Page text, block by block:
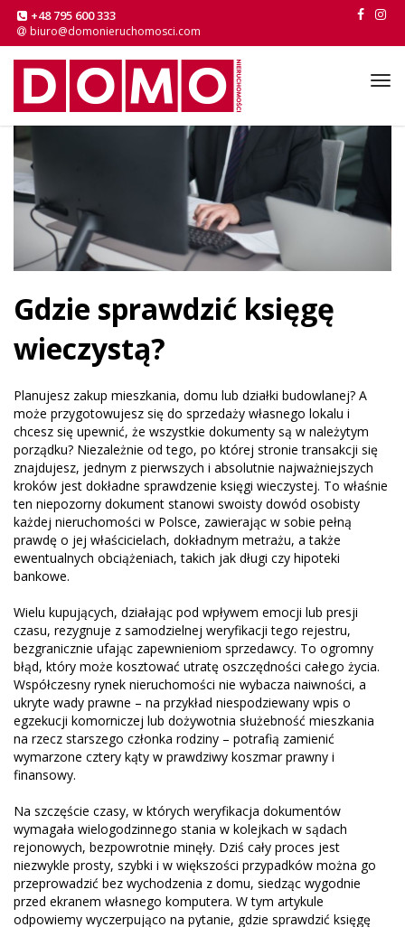
+48 795 600 333
biuro@domonieruchomosci.com
Gdzie sprawdzić księgę
wieczystą?
Planujesz zakup mieszkania, domu lub działki budowlanej? A
może przygotowujesz się do sprzedaży własnego lokalu i
chcesz się upewnić, że wszystkie dokumenty są w należytym
porządku? Niezależnie od tego, po której stronie transakcji się
znajdujesz, jednym z pierwszych i absolutnie najważniejszych
kroków jest dokładne sprawdzenie księgi wieczystej. To właśnie
ten niepozorny dokument stanowi swoisty dowód osobisty
każdej nieruchomości w Polsce, zawierając w sobie pełną
prawdę o jej właścicielach, dokładnym metrażu, a także
ewentualnych obciążeniach, takich jak długi czy hipoteki
bankowe.
Wielu kupujących, działając pod wpływem emocji lub presji
czasu, rezygnuje z samodzielnej weryfikacji tego rejestru,
bezgranicznie ufając zapewnieniom sprzedawcy. To ogromny
błąd, który może kosztować utratę oszczędności całego życia.
Współczesny rynek nieruchomości nie wybacza naiwności, a
ukryte wady prawne – na przykład niespodziewany wpis o
egzekucji komorniczej lub dożywotnia służebność mieszkania
na rzecz starszego członka rodziny – potrafią zamienić
wymarzone cztery kąty w prawdziwy koszmar prawny i
finansowy.
Na szczęście czasy, w których weryfikacja dokumentów
wymagała wielogodzinnego stania w kolejkach w sądach
rejonowych, bezpowrotnie minęły. Dziś cały proces jest
niezwykle prosty, szybki i w większości przypadków można go
przeprowadzić bez wychodzenia z domu, siedząc wygodnie
przed ekranem własnego komputera. W tym artykule
odpowiemy wyczerpująco na pytanie, gdzie sprawdzić księgę